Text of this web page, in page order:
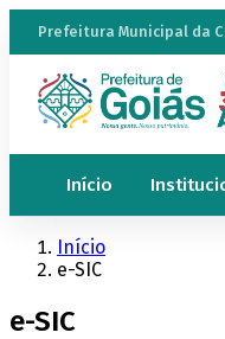
Prefeitura Municipal da
Início
Início
e-SIC
e-SIC